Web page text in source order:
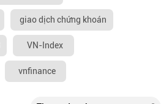
giao dịch chứng khoán
VN-Index
vnfinance